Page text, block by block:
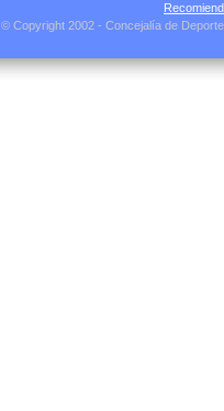
© Copyright 2002 - Concejalía de